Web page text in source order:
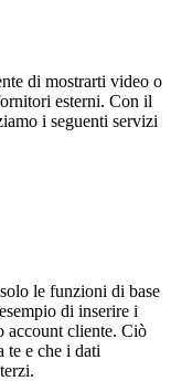
di mostrarti video o
esterni. Con il
i seguenti servizi
le funzioni di base
di inserire i
account cliente. Ciò
te e che i dati